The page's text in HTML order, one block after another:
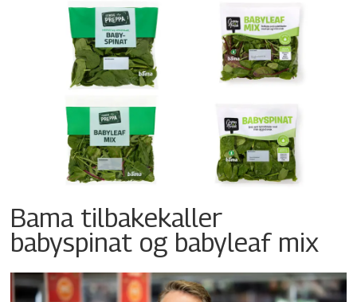
Bama tilbakekaller
babyspinat og babyleaf mix